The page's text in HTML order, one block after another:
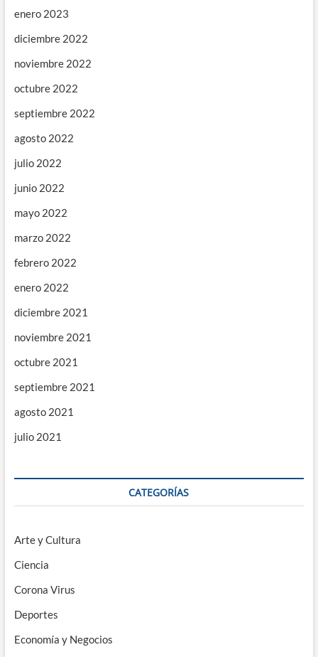
enero 2023
diciembre 2022
noviembre 2022
octubre 2022
septiembre 2022
agosto 2022
julio 2022
junio 2022
mayo 2022
marzo 2022
febrero 2022
enero 2022
diciembre 2021
noviembre 2021
octubre 2021
septiembre 2021
agosto 2021
julio 2021
CATEGORÍAS
Arte y Cultura
Ciencia
Corona Virus
Deportes
Economía y Negocios